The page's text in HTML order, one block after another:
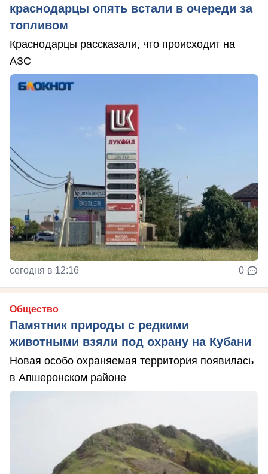
краснодарцы опять встали в очереди за
топливом
Краснодарцы рассказали, что происходит на
АЗС
сегодня в 12:16 0
Общество
Памятник природы с редкими
животными взяли под охрану на Кубани
Новая особо охраняемая территория появилась
в Апшеронском районе